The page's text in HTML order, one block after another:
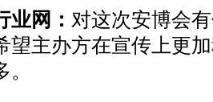
业网： 对这次安博会
望主办方在宣传上更